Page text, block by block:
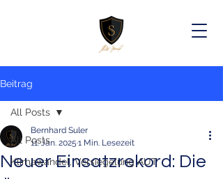
Beitrag
All Posts
Klimawandel, Versiegelung AUT
All Posts
Neuer Einsatzrekord: Die
Bernhard Suler
11. Jan. 2025 1 Min. Lesezeit